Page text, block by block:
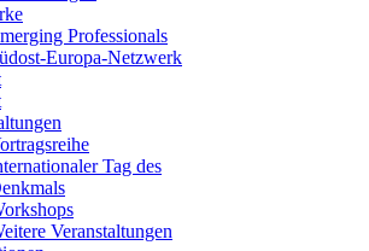
Professionals
Europa-Netzwerk
Tag des
Veranstaltungen